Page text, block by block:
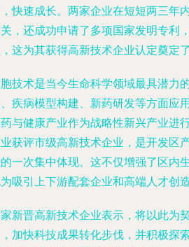
快速成长。两家企业在短短两三年
，还成功申请了多项国家发明专利
这为其获得高新技术企业认定奠定
技术是当今生命科学领域最具潜力
疾病模型构建、新药研发等方面应
与健康产业作为战略性新兴产业进
获评市级高新技术企业，是开发区
一次集中体现。这不仅增强了区内
吸引上下游配套企业和高端人才创
新晋高新技术企业表示，将以此为
加快科技成果转化步伐，并积极探